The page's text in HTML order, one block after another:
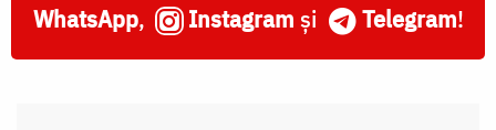
WhatsApp, Instagram și Telegram!